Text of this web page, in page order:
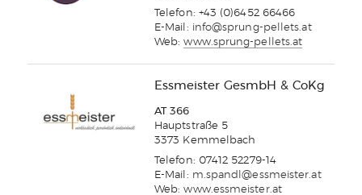
Telefon: +43 (0)6452 66466
E-Mail: info@sprung-pellets.at
Web:www.sprung-pellets.at
Essmeister GesmbH & CoKg
AT 366
Hauptstraße 5
3373 Kemmelbach
Telefon: 07412 52279-14
E-Mail: m.spandl@essmeister.at
Web:www.essmeister.at